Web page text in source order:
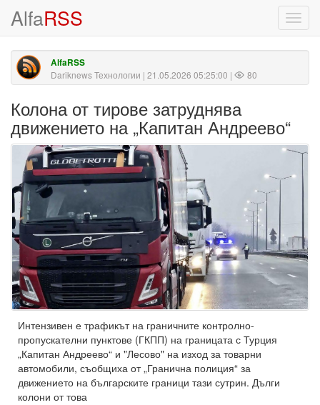
AlfaRSS
AlfaRSS
Dariknews Технологии | 21.05.2026 05:25:00 | 80
Колона от тирове затруднява
движението на „Капитан Андреево“
Интензивен е трафикът на граничните контролно-
пропускателни пунктове (ГКПП) на границата с Турция
„Капитан Андреево“ и "Лесово" на изход за товарни
автомобили, съобщиха от „Гранична полиция“ за
движението на българските граници тази сутрин. Дълги
колони от това